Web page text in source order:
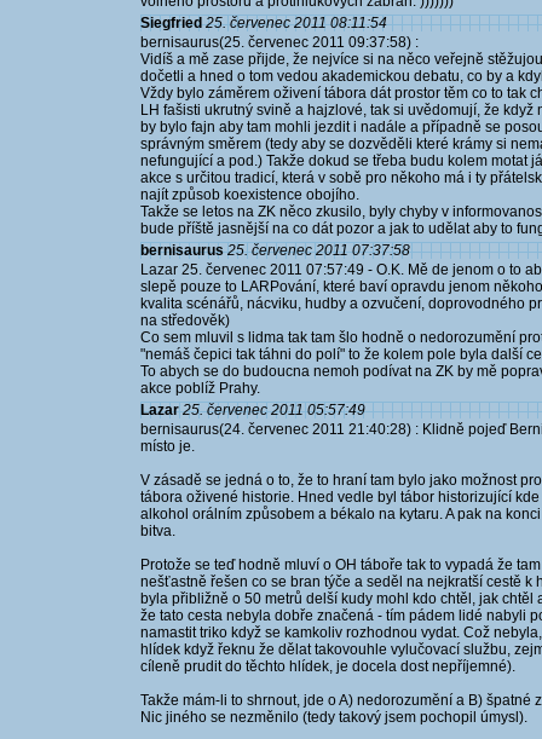
Siegfried 25. červenec 2011 08:11:54
bernisaurus(25. červenec 2011 09:37:58) :
Vidíš a mě zase přijde, že nejvíce si na něco veřejně
dočetli a hned o tom vedou akademickou debatu, co by a
Vždy bylo záměrem oživení tábora dát prostor těm co to tak
LH fašisti ukrutný svině a hajzlové, tak si uvědomují, že
by bylo fajn aby tam mohli jezdit i nadále a případně se
správným směrem (tedy aby se dozvěděli které krámy si
nefungující a pod.) Takže dokud se třeba budu kolem motat
akce s určitou tradicí, která v sobě pro někoho má i ty
najít způsob koexistence obojího.
Takže se letos na ZK něco zkusilo, byly chyby v
bude příště jasnější na co dát pozor a jak to udělat aby to
bernisaurus 25. červenec 2011 07:37:58
Lazar 25. červenec 2011 07:57:49 - O.K. Mě de jenom o to
slepě pouze to LARPování, které baví opravdu jenom
kvalita scénářů, nácviku, hudby a ozvučení, doprovodného
na středověk)
Co sem mluvil s lidma tak tam šlo hodně o nedorozumění
"nemáš čepici tak táhni do polí" to že kolem pole byla další
To abych se do budoucna nemoh podívat na ZK by mě
akce poblíž Prahy.
Lazar 25. červenec 2011 05:57:49
bernisaurus(24. červenec 2011 21:40:28) : Klidně pojeď
místo je.
V zásadě se jedná o to, že to hraní tam bylo jako možnost
tábora oživené historie. Hned vedle byl tábor historizující
alkohol orálním způsobem a békalo na kytaru. A pak na
bitva.
Protože se teď hodně mluví o OH táboře tak to vypadá že
nešťastně řešen co se bran týče a seděl na nejkratší cestě
byla přibližně o 50 metrů delší kudy mohl kdo chtěl, jak
že tato cesta nebyla dobře značená - tím pádem lidé nabyli
namastit triko když se kamkoliv rozhodnou vydat. Což
hlídek když řeknu že dělat takovouhle vylučovací službu,
cíleně prudit do těchto hlídek, je docela dost nepříjemné).
Takže mám-li to shrnout, jde o A) nedorozumění a B)
Nic jiného se nezměnilo (tedy takový jsem pochopil úmysl).